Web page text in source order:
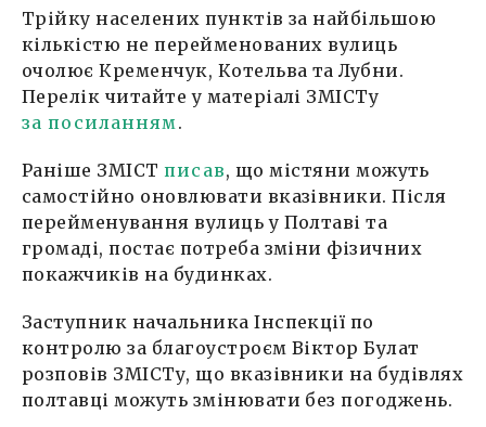
Трійку населених пунктів за найбільшою
кількістю не перейменованих вулиць
очолює Кременчук, Котельва та Лубни.
Перелік читайте у матеріалі ЗМІСТу
за посиланням.
Раніше ЗМІСТписав, що містяни можуть
самостійно оновлювати вказівники. Після
перейменування вулиць у Полтаві та
громаді, постає потреба зміни фізичних
покажчиків на будинках.
Заступник начальника Інспекції по
контролю за благоустроєм Віктор Булат
розповів ЗМІСТу, що вказівники на будівлях
полтавці можуть змінювати без погоджень.